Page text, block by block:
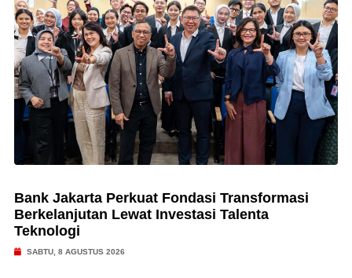
Bank Jakarta Perkuat Fondasi Transformasi
Berkelanjutan Lewat Investasi Talenta
Teknologi
SABTU, 8 AGUSTUS 2026